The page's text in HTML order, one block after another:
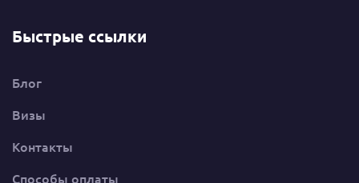
Быстрые ссылки
Блог
Визы
Контакты
Способы оплаты